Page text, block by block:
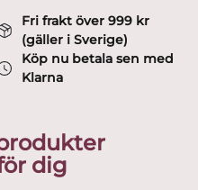
Fri frakt över 999 kr
(gäller i Sverige)
Köp nu betala sen med
Klarna
dig